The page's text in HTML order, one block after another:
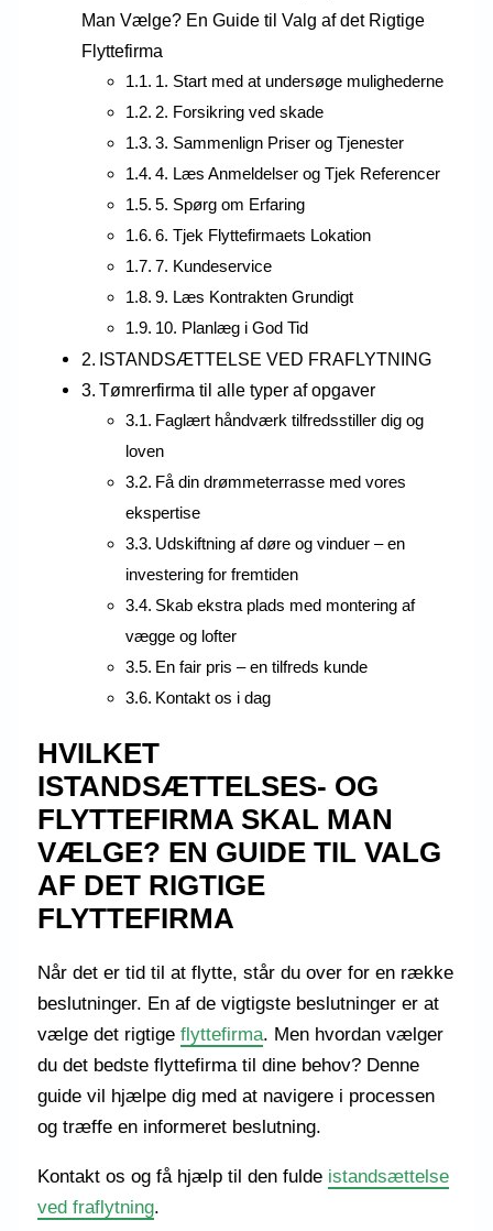
Man Vælge? En Guide til Valg af det Rigtige
Flyttefirma
1. Start med at undersøge mulighederne
2. Forsikring ved skade
3. Sammenlign Priser og Tjenester
4. Læs Anmeldelser og Tjek Referencer
5. Spørg om Erfaring
6. Tjek Flyttefirmaets Lokation
7. Kundeservice
9. Læs Kontrakten Grundigt
10. Planlæg i God Tid
ISTANDSÆTTELSE VED FRAFLYTNING
Tømrerfirma til alle typer af opgaver
Faglært håndværk tilfredsstiller dig og
loven
Få din drømmeterrasse med vores
ekspertise
Udskiftning af døre og vinduer – en
investering for fremtiden
Skab ekstra plads med montering af
vægge og lofter
En fair pris – en tilfreds kunde
Kontakt os i dag
HVILKET
ISTANDSÆTTELSES- OG
FLYTTEFIRMA SKAL MAN
VÆLGE? EN GUIDE TIL VALG
AF DET RIGTIGE
FLYTTEFIRMA
Når det er tid til at flytte, står du over for en række
beslutninger. En af de vigtigste beslutninger er at
vælge det rigtigeflyttefirma. Men hvordan vælger
du det bedste flyttefirma til dine behov? Denne
guide vil hjælpe dig med at navigere i processen
og træffe en informeret beslutning.
Kontakt os og få hjælp til den fulde istandsættelse
ved fraflytning.